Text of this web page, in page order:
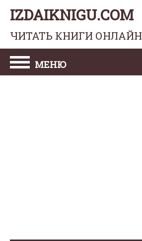
IZDAIKNIGU.COM
ЧИТАТЬ КНИГИ ОНЛАЙН
МЕНЮ